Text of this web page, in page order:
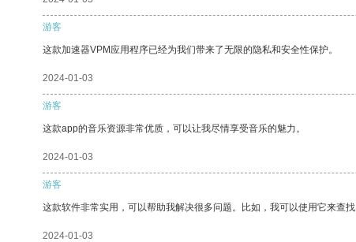
游客
这款加速器VPM应用程序已经为我们带来了无限的隐私和安全性保护。
2024-01-03
游客
这款app的音乐资源非常优质，可以让我尽情享受音乐的魅力。
2024-01-03
游客
这款软件非常实用，可以帮助我解决很多问题。比如，我可以使用它来查
2024-01-03